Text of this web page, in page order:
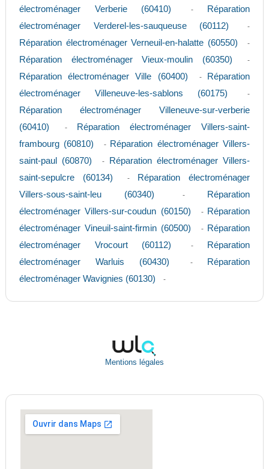
électroménager Verberie (60410)
-
Réparation
électroménager Verderel-les-sauqueuse (60112)
-
Réparation électroménager Verneuil-en-halatte (60550) -
Réparation électroménager Vieux-moulin (60350) -
Réparation électroménager Ville (60400) -
Réparation
électroménager Villeneuve-les-sablons (60175)
-
Réparation électroménager Villeneuve-sur-verberie
(60410)
-
Réparation électroménager Villers-saint-
frambourg (60810)
- Réparation électroménager Villers-
saint-paul (60870)
-
Réparation électroménager Villers-
saint-sepulcre (60134)
-
Réparation électroménager
Villers-sous-saint-leu (60340)
-
Réparation
électroménager Villers-sur-coudun (60150)
- Réparation
électroménager Vineuil-saint-firmin (60500)
- Réparation
électroménager Vrocourt (60112)
-
Réparation
électroménager Warluis (60430)
-
Réparation
électroménager Wavignies (60130)
-
Mentions légales